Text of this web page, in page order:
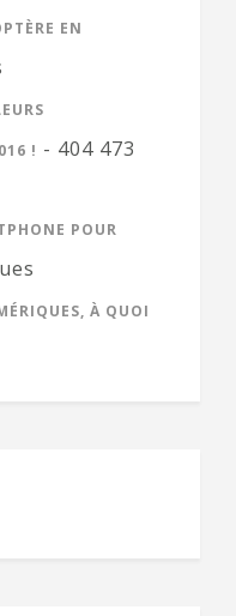
EN
! - 404 473
POUR
À QUOI